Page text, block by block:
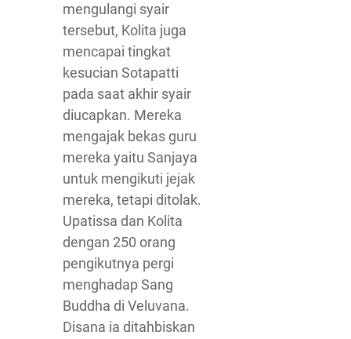
mengulangi syair
tersebut, Kolita juga
mencapai tingkat
kesucian Sotapatti
pada saat akhir syair
diucapkan. Mereka
mengajak bekas guru
mereka yaitu Sanjaya
untuk mengikuti jejak
mereka, tetapi ditolak.
Upatissa dan Kolita
dengan 250 orang
pengikutnya pergi
menghadap Sang
Buddha di Veluvana.
Disana ia ditahbiskan